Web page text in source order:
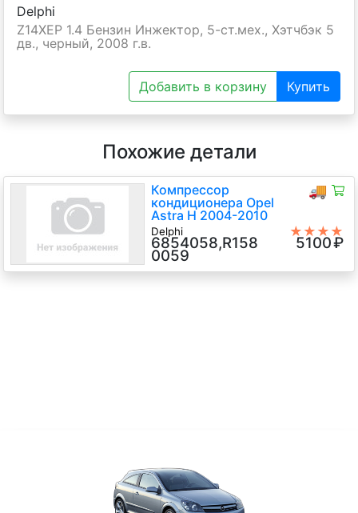
Delphi
Z14XEP 1.4 Бензин Инжектор, 5-ст.мех., Хэтчбэк 5
дв., черный, 2008 г.в.
Добавить в корзину Купить
Похожие детали
🚚
Компрессор
кондиционера Opel
Astra H 2004-2010
Delphi
Z14XEP 1.4 Бензин Инжектор, 5-
ст.мех., Хэтчбэк 3 дв., серый, 2005
г.в.
★★★★
★
6854058,R158
0059
5100₽